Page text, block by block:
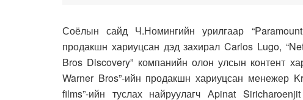
Соёлын сайд Ч.Номингийн урилгаар “Paramount
продакшн хариуцсан дэд захирал Carlos Lugo,
Bros Discovery” компанийн олон улсын контент
Warner Bros”-ийн продакшн хариуцсан менежер
films”-ийн туслах найруулагч Аpinat